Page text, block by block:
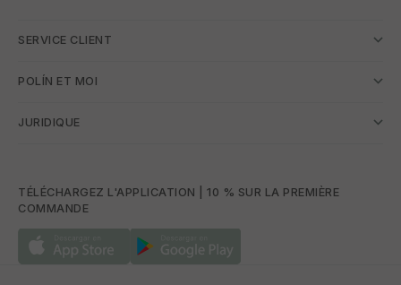
SERVICE CLIENT
POLÍN ET MOI
JURIDIQUE
TÉLÉCHARGEZ L'APPLICATION | 10 % SUR LA PREMIÈRE
COMMANDE